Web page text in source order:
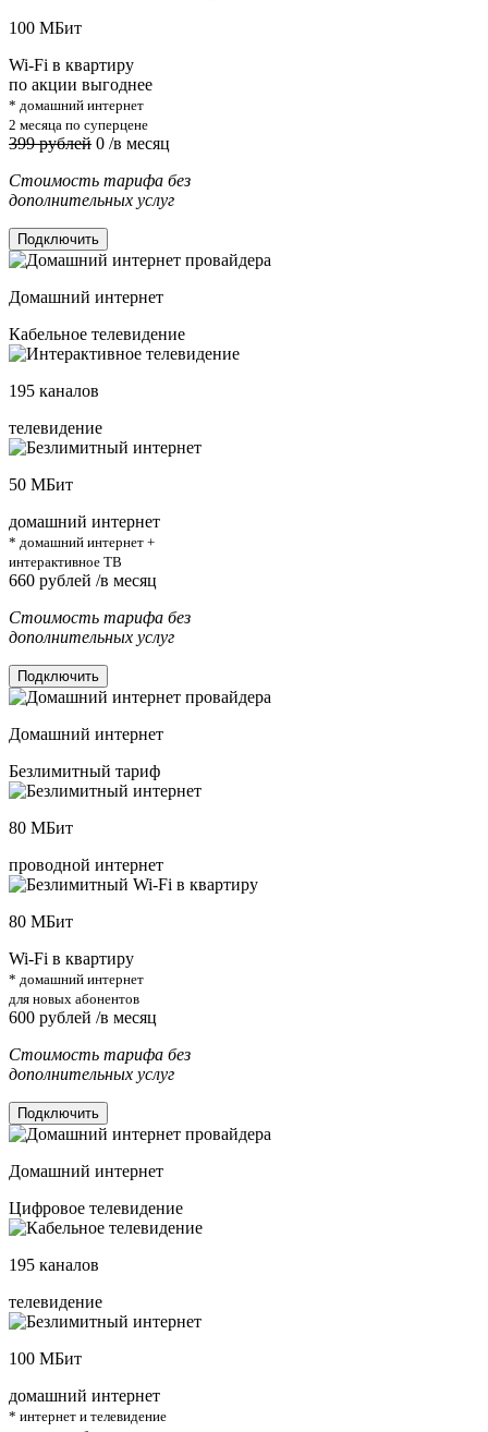
100 МБит
Wi-Fi в квартиру
по акции выгоднее
* домашний интернет
2 месяца по суперцене
399 рублей 0 /в месяц
Стоимость тарифа без
дополнительных услуг
Подключить
Домашний интернет
Кабельное телевидение
195 каналов
телевидение
50 МБит
домашний интернет
* домашний интернет +
интерактивное ТВ
660 рублей /в месяц
Стоимость тарифа без
дополнительных услуг
Подключить
Домашний интернет
Безлимитный тариф
80 МБит
проводной интернет
80 МБит
Wi-Fi в квартиру
* домашний интернет
для новых абонентов
600 рублей /в месяц
Стоимость тарифа без
дополнительных услуг
Подключить
Домашний интернет
Цифровое телевидение
195 каналов
телевидение
100 МБит
домашний интернет
* интернет и телевидение